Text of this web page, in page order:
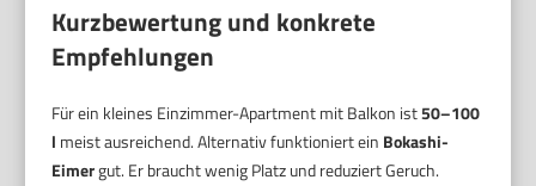
Kurzbewertung und konkrete
Empfehlungen
Für ein kleines Einzimmer-Apartment mit Balkon ist50–100
l meist ausreichend. Alternativ funktioniert ein Bokashi-
Eimergut. Er braucht wenig Platz und reduziert Geruch.